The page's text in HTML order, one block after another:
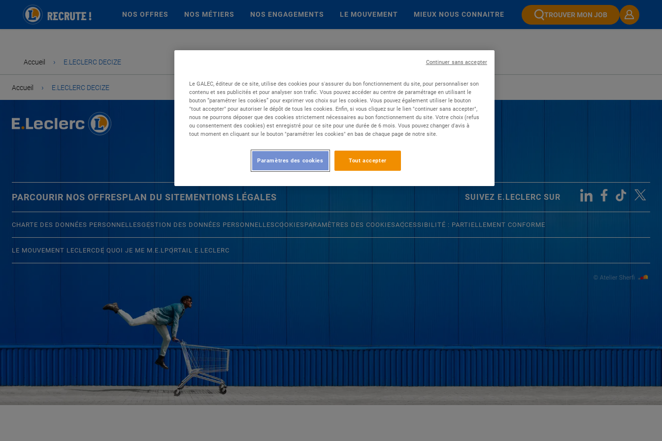
NOS OFFRES NOS MÉTIERS NOS ENGAGEMENTS LE MOUVEMENT MIEUX NOUS CONNAITRE TROUVER MON JOB
Accueil › E.LECLERC DECIZE
Accueil › E.LECLERC DECIZE
PARCOURIR NOS OFFRESPLAN DU SITEMENTIONS LÉGALES SUIVEZ E.LECLERC SUR
CHARTE DES DONNÉES PERSONNELLESGESTION DES DONNÉES PERSONNELLESCOOKIES PARAMÈTRES DES COOKIESACCESSIBILITÉ : PARTIELLEMENT CONFORME
LE MOUVEMENT LECLERCDE QUOI JE ME M.E.LPORTAIL E.LECLERC
Le GALEC, éditeur de ce site, utilise des cookies pour s'assurer du bon fonctionnement du site, pour personnaliser son
contenu et ses publicités et pour analyser son trafic. Vous pouvez accéder au centre de paramétrage en utilisant le
bouton “paramétrer les cookies” pour exprimer vos choix sur les cookies. Vous pouvez également utiliser le bouton
"tout accepter" pour autoriser le dépôt de tous les cookies. Enfin, si vous cliquez sur le lien "continuer sans accepter",
nous ne pourrons déposer que des cookies strictement nécessaires au bon fonctionnement du site. Votre choix (refus
ou consentement des cookies) est enregistré pour ce site pour une durée de 6 mois. Vous pouvez changer d'avis à
tout moment en cliquant sur le bouton "paramétrer les cookies" en bas de chaque page de notre site.
Tout accepter
Paramètres des cookies
Continuer sans accepter